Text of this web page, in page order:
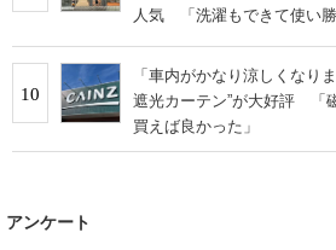
人気 「洗濯もできて使い
10
「車内がかなり涼しくなり
遮光カーテン”が大好評 「
買えば良かった」
アンケート